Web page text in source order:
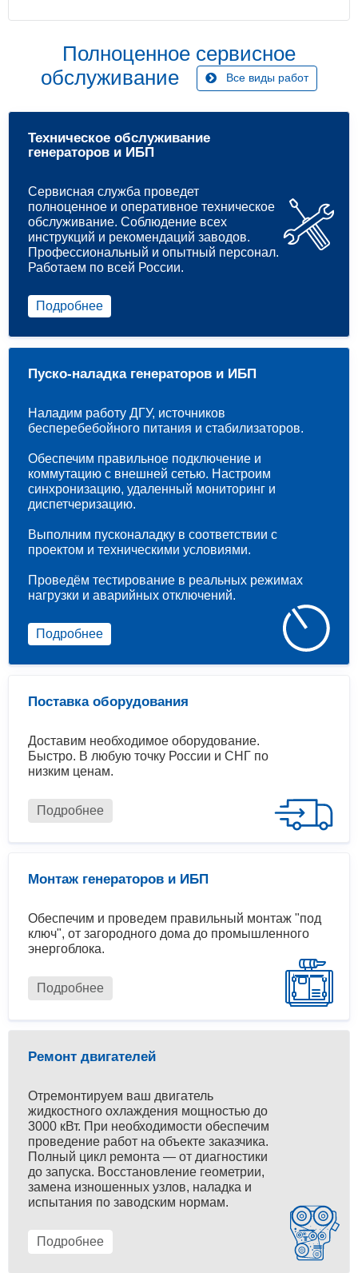
Полноценное сервисное
обслуживание
Все виды работ
Техническое обслуживание
генераторов и ИБП
Сервисная служба проведет
полноценное и оперативное техническое
обслуживание. Соблюдение всех
инструкций и рекомендаций заводов.
Профессиональный и опытный персонал.
Работаем по всей России.
Подробнее
Поставка оборудования
Доставим необходимое оборудование.
Быстро. В любую точку России и СНГ по
низким ценам.
Подробнее
Монтаж генераторов и ИБП
Обеспечим и проведем правильный монтаж "под
ключ", от загородного дома до промышленного
энергоблока.
Подробнее
Пуско-наладка генераторов и ИБП
Наладим работу ДГУ, источников
бесперебебойного питания и стабилизаторов.
Обеспечим правильное подключение и
коммутацию с внешней сетью. Настроим
синхронизацию, удаленный мониторинг и
диспетчеризацию.
Выполним пусконаладку в соответствии с
проектом и техническими условиями.
Проведём тестирование в реальных режимах
нагрузки и аварийных отключений.
Подробнее
Ремонт двигателей
Отремонтируем ваш двигатель
жидкостного охлаждения мощностью до
3000 кВт. При необходимости обеспечим
проведение работ на объекте заказчика.
Полный цикл ремонта — от диагностики
до запуска. Восстановление геометрии,
замена изношенных узлов, наладка и
испытания по заводским нормам.
Подробнее